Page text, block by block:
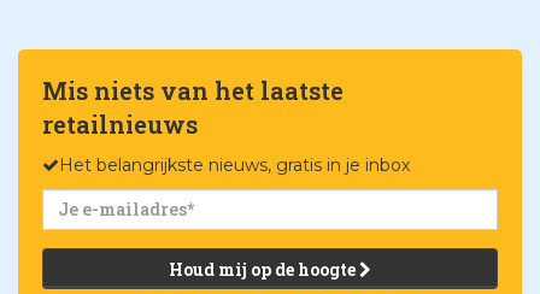
Mis niets van het laatste
retailnieuws
Het belangrijkste nieuws, gratis in je inbox
Houd mij op de hoogte